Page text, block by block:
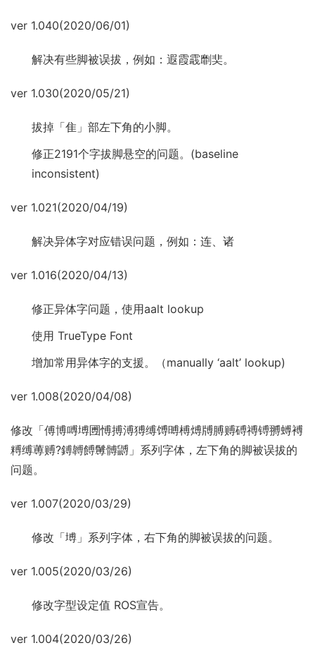
ver 1.040(2020/06/01)
解决有些脚被误拔，例如：遐霞霵劘奜。
ver 1.030(2020/05/21)
拔掉「隹」部左下角的小脚。
修正2191个字拔脚悬空的问题。(baseline
inconsistent)
ver 1.021(2020/04/19)
解决异体字对应错误问题，例如：连、诸
ver 1.016(2020/04/13)
修正异体字问题，使用aalt lookup
使用 TrueType Font
增加常用异体字的支援。（manually ‘aalt’ lookup)
ver 1.008(2020/04/08)
修改「傅博㗘㙛圑愽搏溥猼缚馎㬍榑煿牔膊赙磗禣镈䎔䗚䙏
糐缚蒪赙?鎛䪙餺䰊髆䶈」系列字体，左下角的脚被误拔的
问题。
ver 1.007(2020/03/29)
修改「㙛」系列字体，右下角的脚被误拔的问题。
ver 1.005(2020/03/26)
修改字型设定值 ROS宣告。
ver 1.004(2020/03/26)